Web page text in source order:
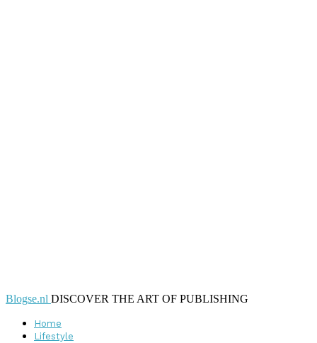
Blogse.nl DISCOVER THE ART OF PUBLISHING
Home
Lifestyle